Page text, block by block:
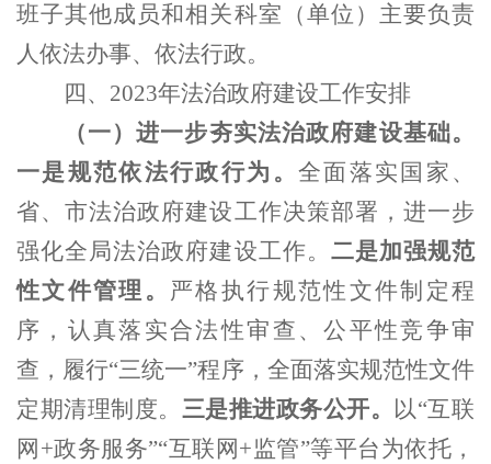
班子其他成员和相关科室（单位）主要负责
人依法办事、依法行政。
四、2023年法治政府建设工作安排
（一）进一步夯实法治政府建设基础。
一是规范依法行政行为。 全面落实国家、
省、市法治政府建设工作决策部署，进一步
强化全局法治政府建设工作。 二是加强规范
性文件管理。 严格执行规范性文件制定程
序，认真落实合法性审查、公平性竞争审
查，履行“三统一”程序，全面落实规范性文件
定期清理制度。 三是推进政务公开。
以“互联
网 +政务服务”“互联网+监管”等平台为依托，